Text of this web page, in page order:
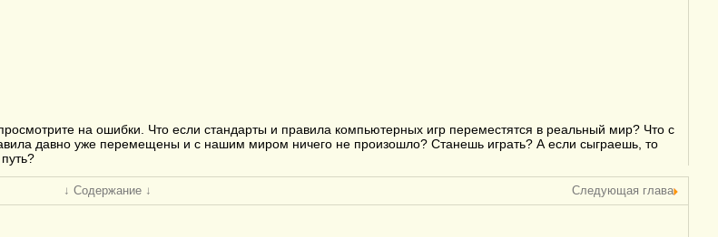
на ошибки. Что если стандарты и правила компьютерных игр переместятся в реальный мир? Что с
давно уже перемещены и с нашим миром ничего не произошло? Станешь играть? А если сыграешь, то
↓ Содержание ↓ Следующая глава